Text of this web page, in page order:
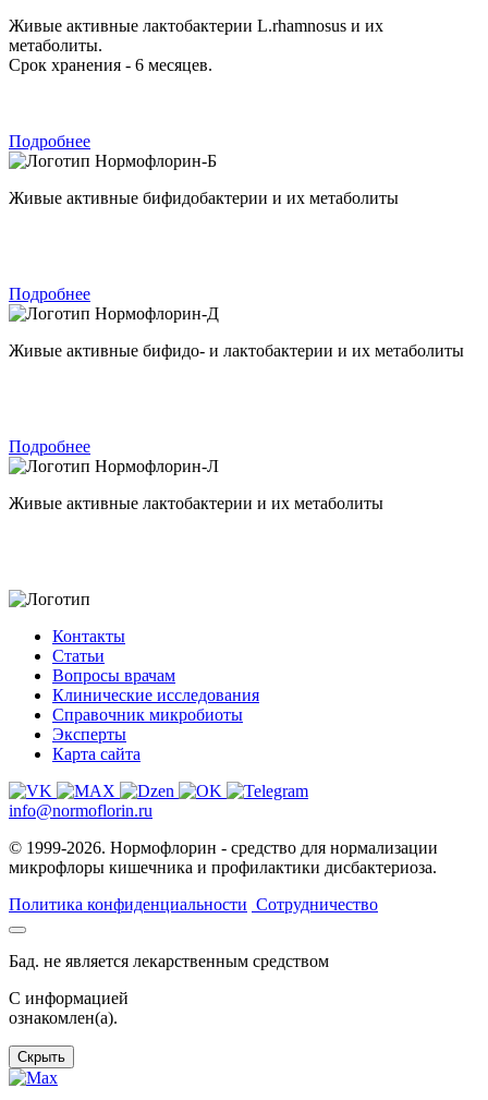
Живые активные лактобактерии L.rhamnosus и их
метаболиты.
Срок хранения - 6 месяцев.
Подробнее
Нормофлорин-Б
Живые активные бифидобактерии и их метаболиты
Подробнее
Нормофлорин-Д
Живые активные бифидо- и лактобактерии и их метаболиты
Подробнее
Нормофлорин-Л
Живые активные лактобактерии и их метаболиты
Контакты
Статьи
Вопросы врачам
Клинические исследования
Справочник микробиоты
Эксперты
Карта сайта
info@normoflorin.ru
© 1999-2026. Нормофлорин - средство для нормализации
микрофлоры кишечника и профилактики дисбактериоза.
Политика конфиденциальности Сотрудничество
Бад. не является лекарственным средством
C информацией
ознакомлен(а).
Скрыть